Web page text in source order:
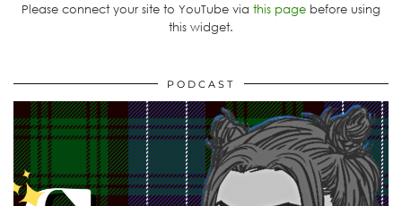
Please connect your site to YouTube via this page before using
this widget.
PODCAST